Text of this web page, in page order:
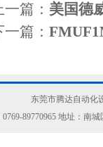
一篇： 美国德
一篇：
东莞市腾达自动化
0769-89770965 地址：南